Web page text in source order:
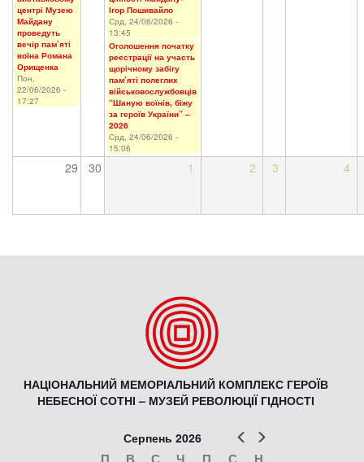
центрі Музею
Майдану
проведуть
вечір пам’яті
воїна Романа
Орищенка
Пон,
22/06/2026 -
17:27
Ігор Пошивайло
Срд, 24/06/2026 -
13:45
Оголошення початку
реєстрації на участь
щорічному забігу
пам’яті полеглих
військовослужбовців
“Шаную воїнів, біжу
за героїв України” –
2026
Срд, 24/06/2026 -
15:06
29 30 1 2 3 4
НАЦІОНАЛЬНИЙ МЕМОРІАЛЬНИЙ КОМПЛЕКС ГЕРОЇВ
НЕБЕСНОЇ СОТНІ – МУЗЕЙ РЕВОЛЮЦІЇ ГІДНОСТІ
Попер
Серпень 2026